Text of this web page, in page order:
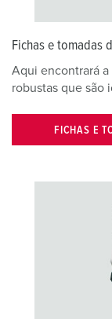
Fichas e tomadas
Aqui encontrará a
robustas que são
FICHAS E